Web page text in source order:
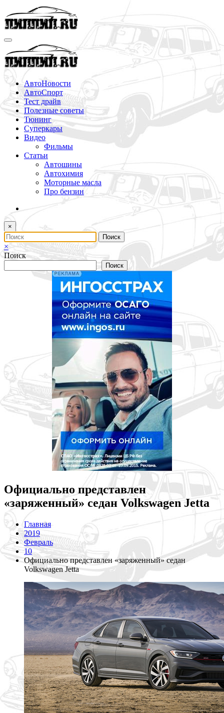
Перейти
к
содержимому
АвтоНовости
АвтоСпорт
Тест драйв
Полезные советы
Тюнинг
Суперкары
Видео
Фильмы
Статьи
Автошины
Автохимия
Моторные масла
Про бензин
×
×
Поиск
Поиск
Официально представлен
«заряженный» седан Volkswagen Jetta
Главная
2019
Февраль
10
Официально представлен «заряженный» седан
Volkswagen Jetta